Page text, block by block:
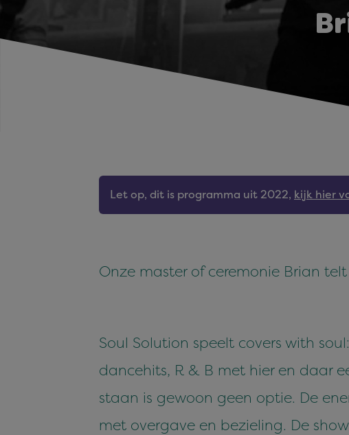
Let op, dit is programma uit 2022, kijk hier
Onze master of ceremonie Brian
Soul Solution speelt covers with
dancehits, R & B met hier en daar
staan is gewoon geen optie. De
met overgave en bezieling. De